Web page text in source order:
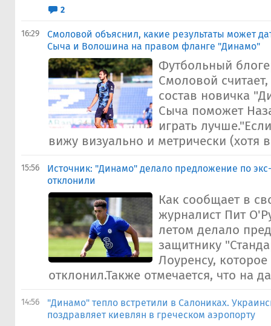
2
16:29
Смоловой объяснил, какие результаты может
Сыча и Волошина на правом фланге "Динамо"
Футбольный
Смоловой
состав новичка
Сыча поможет
играть
вижу визуально и метрически (хотя
15:56
Источник: "Динамо" делало предложение по
отклонили
Как сообщает в
журналист Пит
летом делало
защитнику
Лоуренсу,
отклонил.Также отмечается, что на
14:56
"Динамо" тепло встретили в Салониках.
поздравляет киевлян в греческом аэропорту